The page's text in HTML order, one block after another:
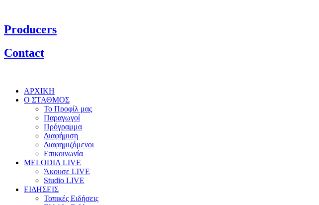
Producers
Contact
ΑΡΧΙΚΗ
Ο ΣΤΑΘΜΟΣ
Το Προφίλ μας
Παραγωγοί
Πρόγραμμα
Διαφήμιση
Διαφημιζόμενοι
Επικοινωνία
MELODIA LIVE
Άκουσε LIVE
Studio LIVE
ΕΙΔΗΣΕΙΣ
Τοπικές Ειδήσεις